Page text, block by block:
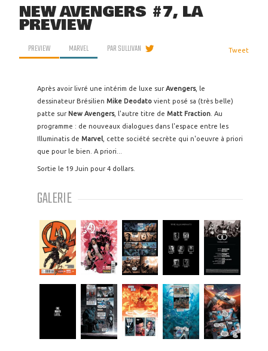
NEW AVENGERS #7, LA
PREVIEW
PREVIEW MARVEL PARSULLIVAN Tweet
Après avoir livré une intérim de luxe surAvengers, le
dessinateur Brésilien Mike Deodato vient posé sa (très belle)
patte surNew Avengers, l'autre titre de Matt Fraction . Au
programme : de nouveaux dialogues dans l'espace entre les
Illuminatis de Marvel , cette société secrète qui n'oeuvre à priori
que pour le bien. A priori...
Sortie le 19 Juin pour 4 dollars.
GALERIE